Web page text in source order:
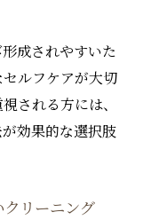
科で体感
ルム除去の新
科エアフロ
ム除去への取
成されやすいた
ルフケアが大切
される方には、
効果的な選択肢
リーニング